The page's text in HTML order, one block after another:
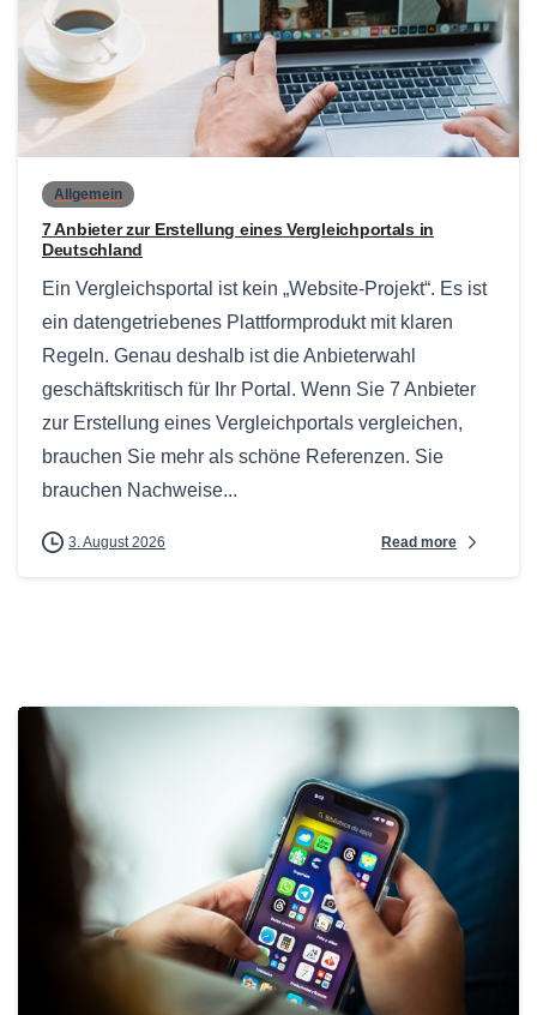
0
Allgemein
7 Anbieter zur Erstellung eines Vergleichportals in
Deutschland
Ein Vergleichsportal ist kein „Website-Projekt“. Es ist
ein datengetriebenes Plattformprodukt mit klaren
Regeln. Genau deshalb ist die Anbieterwahl
geschäftskritisch für Ihr Portal. Wenn Sie 7 Anbieter
zur Erstellung eines Vergleichportals vergleichen,
brauchen Sie mehr als schöne Referenzen. Sie
brauchen Nachweise...
3. August 2026 Read more